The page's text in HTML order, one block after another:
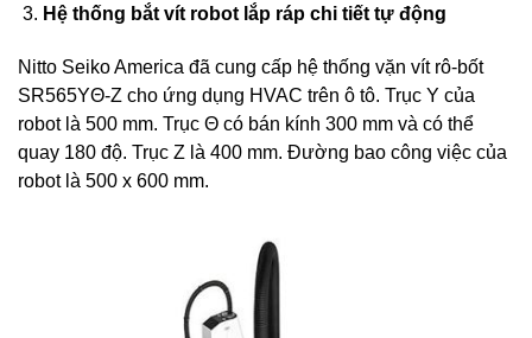
Hệ thống bắt vít robot lắp ráp chi tiết tự động
Nitto Seiko America đã cung cấp hệ thống vặn vít rô-bốt
SR565YΘ-Z cho ứng dụng HVAC trên ô tô. Trục Y của
robot là 500 mm. Trục Θ có bán kính 300 mm và có thể
quay 180 độ. Trục Z là 400 mm. Đường bao công việc của
robot là 500 x 600 mm.